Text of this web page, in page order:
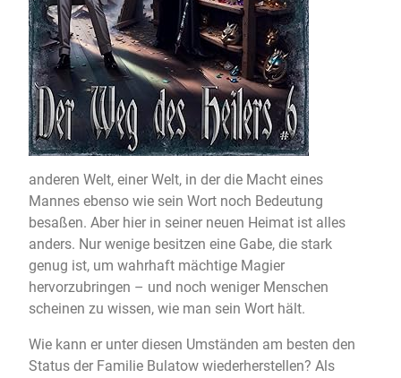
anderen Welt, einer Welt, in der die Macht eines
Mannes ebenso wie sein Wort noch Bedeutung
besaßen. Aber hier in seiner neuen Heimat ist alles
anders. Nur wenige besitzen eine Gabe, die stark
genug ist, um wahrhaft mächtige Magier
hervorzubringen – und noch weniger Menschen
scheinen zu wissen, wie man sein Wort hält.
Wie kann er unter diesen Umständen am besten den
Status der Familie Bulatow wiederherstellen? Als